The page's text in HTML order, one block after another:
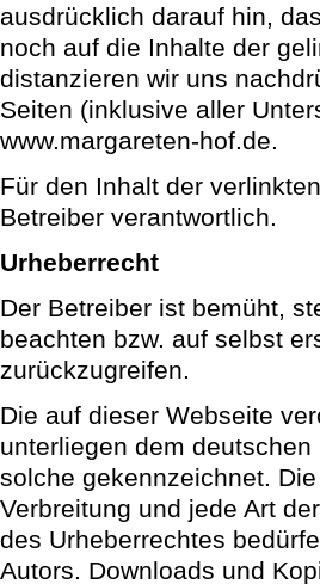
ausdrücklich darauf hin,
noch auf die Inhalte der
distanzieren wir uns
Seiten (inklusive aller
www.margareten-hof.de.
Für den Inhalt der
Betreiber verantwortlich.
Urheberrecht
Der Betreiber ist bemüht,
beachten bzw. auf selbst
zurückzugreifen.
Die auf dieser Webseite
unterliegen dem
solche gekennzeichnet.
Verbreitung und jede Art
des Urheberrechtes
Autors. Downloads und